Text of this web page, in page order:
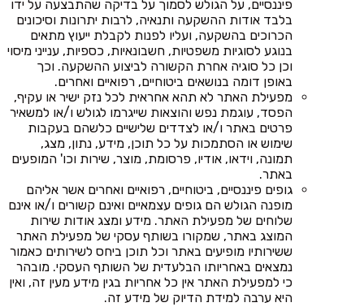
פיננסיים, על הגולש לסמוך על בדיקה שהתבצעה על ידו
בלבד אודות ההשקעה ותנאיה, לרבות יתרונות וסיכונים
הכרוכים בהשקעה, ועליו לפנות לקבלת ייעוץ מתאים
בנוגע לסוגיות משפטיות, חשבונאיות, כספיות, ענייני מיסוי
וכן כל סוגיה אחרת הקשורה לביצוע ההשקעה. וכך
באופן דומה בנושאים ביטוחיים, רפואיים ואחרים.
מפעילת האתר לא תהא אחראית לכל נזק ישיר או עקיף,
הפסד, עוגמת נפש והוצאות שייגרמו לגולש ו/או למשאיר
פרטים באתר ו/או לצדדים שלישיים כלשהם בעקבות
שימוש או הסתמכות על כל תוכן, מידע, נתון, מצג,
תמונה, וידאו, אודיו, פרסומת, מוצר, שירות וכו' המופעים
באתר.
גופים פיננסיים, ביטוחיים, רפואיים ואחרים אשר אליהם
מופנה הגולש הם גופים עצמאיים ואינם קשורים ו/או אינם
שלוחים של מפעילת האתר. מידע ומצג אודות שירות
המוצג באתר, שמקורו בשותף עסקי של מפעילת האתר
ששירותיו מופיעים באתר וכל תוכן ביחס לשירותים כאמור
נמצאים באחריותו הבלעדית של השותף העסקי. מובהר
כי למפעילת האתר אין כל אחריות בגין מידע מעין זה, ואין
היא ערבה למידת הדיוק של מידע זה.